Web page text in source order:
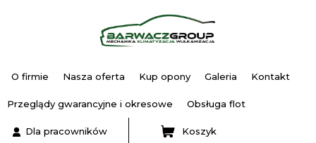
O firmie Nasza oferta Kup opony Galeria Kontakt
Przeglądy gwarancyjne i okresowe Obsługa flot
Dla pracowników Koszyk